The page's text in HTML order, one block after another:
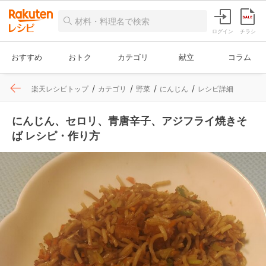
ログイン チラシ
おすすめ おトク カテゴリ 献立 コラム
楽天レシピトップ カテゴリ 野菜 にんじん レシピ詳細
にんじん、セロリ、青唐辛子、アジフライ焼きそ
ば レシピ・作り方